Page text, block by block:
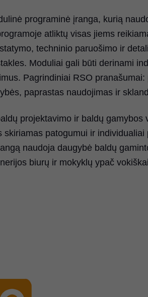
programinė įranga, kurią
atliktų visas jiems
techninio paruošimo ir
Moduliai gali būti derinami
Pagrindiniai RSO
paprastas naudojimas ir
projektavimo ir baldų gamybos
skiriamas patogumui ir
naudoja daugybė baldų
biurų ir mokyklų ypač